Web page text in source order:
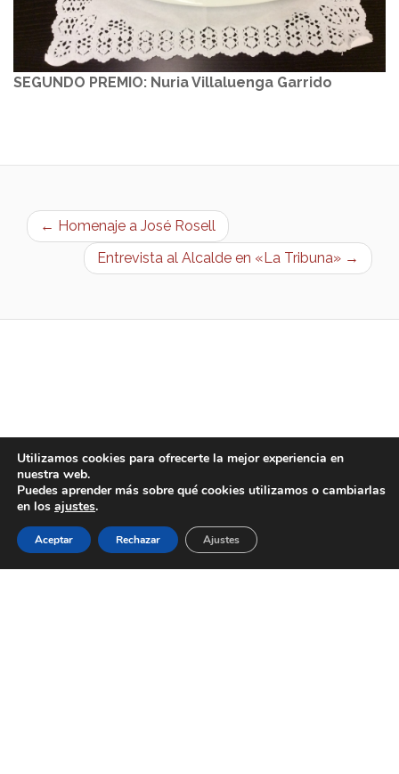
SEGUNDO PREMIO: Nuria Villaluenga Garrido
← Homenaje a José Rosell
Entrevista al Alcalde en «La Tribuna» →
Utilizamos cookies para ofrecerte la mejor experiencia en
nuestra web.
Puedes aprender más sobre qué cookies utilizamos o cambiarlas
en los ajustes.
Aceptar Rechazar Ajustes